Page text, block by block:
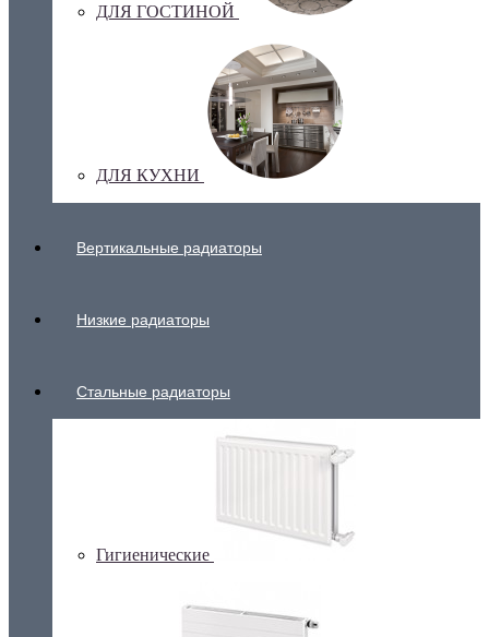
ДЛЯ ГОСТИНОЙ
ДЛЯ КУХНИ
Вертикальные радиаторы
Низкие радиаторы
Стальные радиаторы
Гигиенические